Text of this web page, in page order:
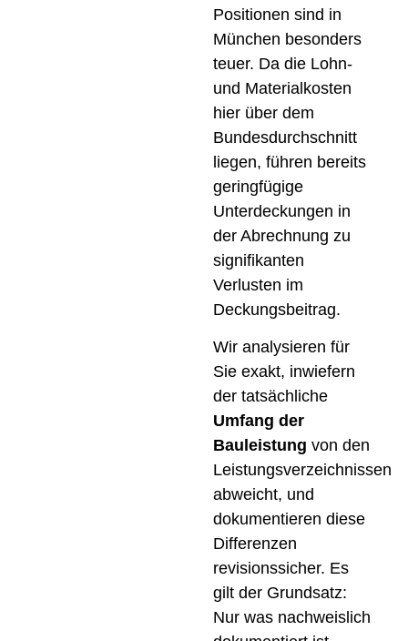
Positionen sind in
München besonders
teuer. Da die Lohn-
und Materialkosten
hier über dem
Bundesdurchschnitt
liegen, führen bereits
geringfügige
Unterdeckungen in
der Abrechnung zu
signifikanten
Verlusten im
Deckungsbeitrag.
Wir analysieren für
Sie exakt, inwiefern
der tatsächliche
Umfang der
Bauleistung von den
Leistungsverzeichnissen
abweicht, und
dokumentieren diese
Differenzen
revisionssicher. Es
gilt der Grundsatz:
Nur was nachweislich